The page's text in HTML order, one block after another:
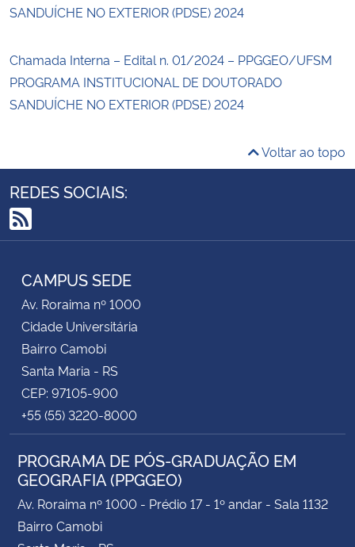
SANDUÍCHE NO EXTERIOR (PDSE) 2024
Chamada Interna – Edital n. 01/2024 – PPGGEO/UFSM
PROGRAMA INSTITUCIONAL DE DOUTORADO
SANDUÍCHE NO EXTERIOR (PDSE) 2024
Voltar ao topo
REDES SOCIAIS:
RSS
CAMPUS SEDE
Av. Roraima nº 1000
Cidade Universitária
Bairro Camobi
Santa Maria - RS
CEP: 97105-900
+55 (55) 3220-8000
PROGRAMA DE PÓS-GRADUAÇÃO EM
GEOGRAFIA (PPGGEO)
Av. Roraima nº 1000 - Prédio 17 - 1º andar - Sala 1132
Bairro Camobi